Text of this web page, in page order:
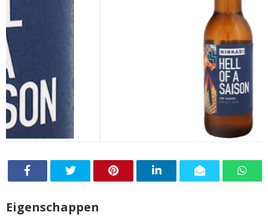
Eigenschappen